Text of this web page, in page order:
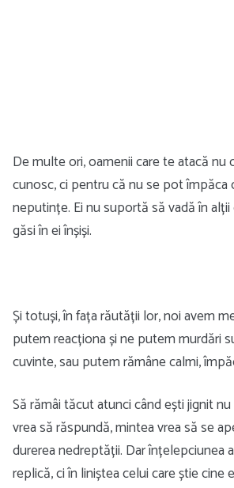
De multe ori, oamenii care te atacă
cunosc, ci pentru că nu se pot
neputințe. Ei nu suportă să vadă în
găsi în ei înșiși.
Și totuși, în fața răutății lor, noi avem
putem reacționa și ne putem murdări
cuvinte, sau putem rămâne calmi,
Să rămâi tăcut atunci când ești jignit
vrea să răspundă, mintea vrea să se
durerea nedreptății. Dar înțelepciunea
replică, ci în liniștea celui care știe cine